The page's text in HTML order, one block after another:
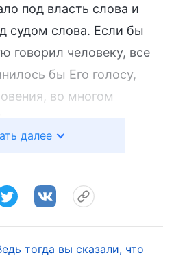
под власть слова и
судом слова. Если бы
говорил человеку, все
бы Его голосу,
во многом
в Дамаск. Если бы Бог и
через суд слова
и тем самым
став плотью, Бог
слова всем до
далее
тогда вы сказали, что